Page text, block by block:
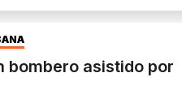
bombero asistido por